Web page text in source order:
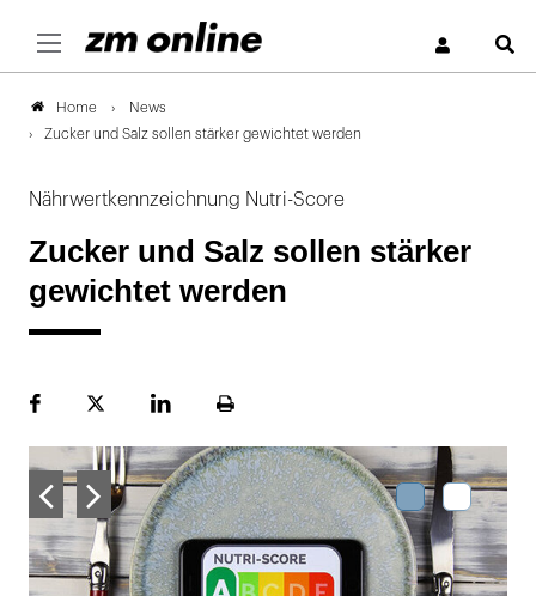
Home
News
Zucker und Salz sollen stärker gewichtet werden
Nährwertkennzeichnung Nutri-Score
Zucker und Salz sollen stärker
gewichtet werden
FacebookPlattformLinekdInSeite